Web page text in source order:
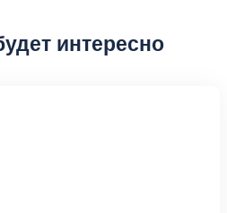
интересно